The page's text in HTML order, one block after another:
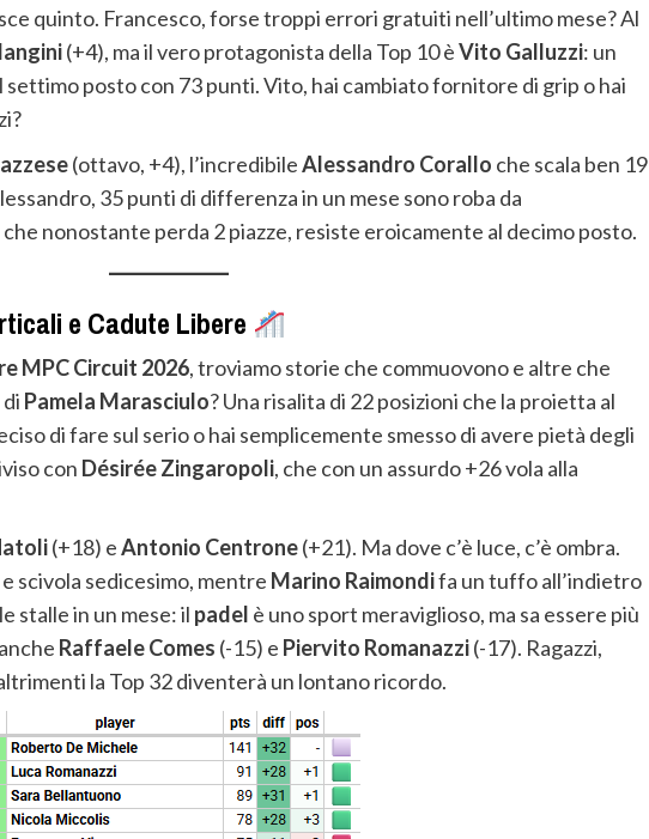
quinto. Francesco, forse troppi errori gratuiti nell’ultimo mese? Al
(+4), ma il vero protagonista della Top 10 èVito Galluzzi: un
settimo posto con 73 punti. Vito, hai cambiato fornitore di grip o hai
(ottavo, +4), l’incredibileAlessandro Corallo che scala ben 19
35 punti di differenza in un mese sono roba da
che nonostante perda 2 piazze, resiste eroicamente al decimo posto.
e Cadute Libere
MPC Circuit 2026, troviamo storie che commuovono e altre che
Pamela Marasciulo? Una risalita di 22 posizioni che la proietta al
di fare sul serio o hai semplicemente smesso di avere pietà degli
con Désirée Zingaropoli, che con un assurdo +26 vola alla
(+18) eAntonio Centrone(+21). Ma dove c’è luce, c’è ombra.
scivola sedicesimo, mentre Marino Raimondifa un tuffo all’indietro
stalle in un mese: il padel è uno sport meraviglioso, ma sa essere più
Raffaele Comes (-15) e Piervito Romanazzi(-17). Ragazzi,
la Top 32 diventerà un lontano ricordo.